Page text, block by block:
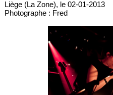
Liège (La Zone), le 02-01-2013
Photographe : Fred